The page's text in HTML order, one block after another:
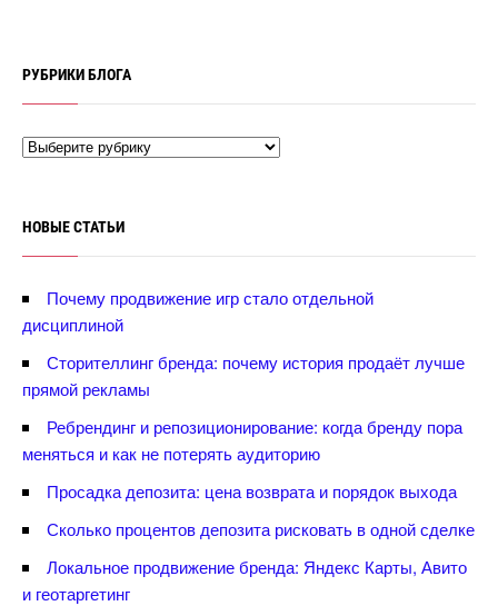
РУБРИКИ БЛОГА
НОВЫЕ СТАТЬИ
Почему продвижение игр стало отдельной
дисциплиной
Сторителлинг бренда: почему история продаёт лучше
прямой рекламы
Ребрендинг и репозиционирование: когда бренду пора
меняться и как не потерять аудиторию
Просадка депозита: цена возврата и порядок выхода
Сколько процентов депозита рисковать в одной сделке
Локальное продвижение бренда: Яндекс Карты, Авито
и геотаргетин